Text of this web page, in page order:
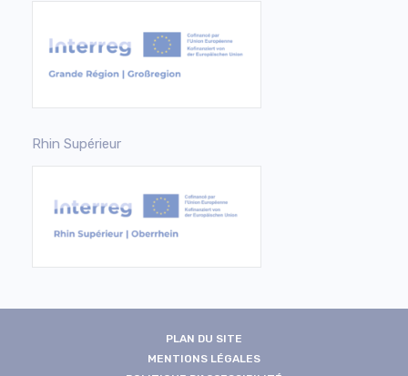
Rhin Supérieur
PLAN DU SITE
MENTIONS LÉGALES